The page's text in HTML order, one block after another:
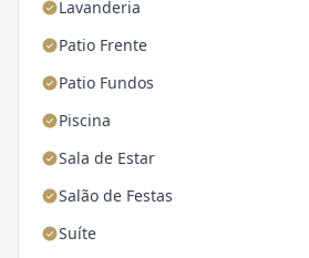
Lavanderia
Patio Frente
Patio Fundos
Piscina
Sala de Estar
Salão de Festas
Suíte